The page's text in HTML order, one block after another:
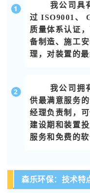
1
我公司具
过 ISO9001、
质量体系认证
备制造、施工
理，对装置的
2
我公司拥
供最满意服务
经理负责制，
建设期和装置
服务和免费的
森乐环保：技术特